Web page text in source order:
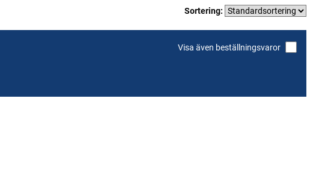
Sortering:
Visa även beställningsvaror